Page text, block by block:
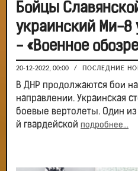
Бойцы
украинский Ми-8
- «Военное
20-12-2022, 00:00 / ПОСЛЕДНИЕ
В ДНР продолжаются бои
направлении. Украинская
боевые вертолеты. Один
й гвардейской подробнее...